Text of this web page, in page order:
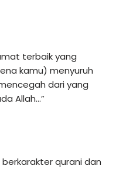
terbaik yang
kamu) menyuruh
dari yang
Allah…”
qurani dan